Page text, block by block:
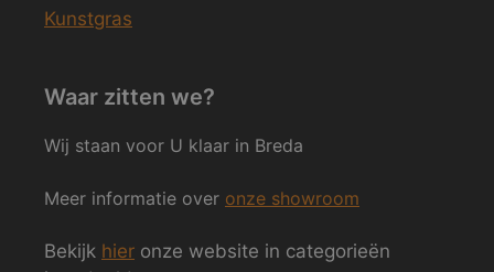
Kunstgras
Waar zitten we?
Wij staan voor U klaar in Breda
Meer informatie over onze showroom
Bekijk hier onze website in categorieën